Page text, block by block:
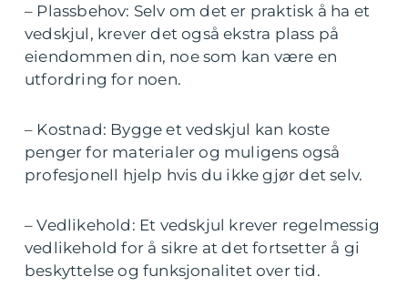
– Plassbehov: Selv om det er praktisk å ha et
vedskjul, krever det også ekstra plass på
eiendommen din, noe som kan være en
utfordring for noen.
– Kostnad: Bygge et vedskjul kan koste
penger for materialer og muligens også
profesjonell hjelp hvis du ikke gjør det selv.
– Vedlikehold: Et vedskjul krever regelmessig
vedlikehold for å sikre at det fortsetter å gi
beskyttelse og funksjonalitet over tid.